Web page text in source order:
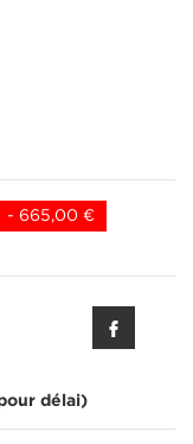
- 665,00 €
délai)